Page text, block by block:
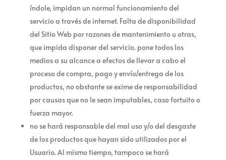
índole, impidan un normal funcionamiento del
servicio a través de internet. Falta de disponibilidad
del Sitio Web por razones de mantenimiento u otras,
que impida disponer del servicio. pone todos los
medios a su alcance a efectos de llevar a cabo el
proceso de compra, pago y envío/entrega de los
productos, no obstante se exime de responsabilidad
por causas que no le sean imputables, caso fortuito o
fuerza mayor.
no se hará responsable del mal uso y/o del desgaste
de los productos que hayan sido utilizados por el
Usuario. Al mismo tiempo, tampoco se hará